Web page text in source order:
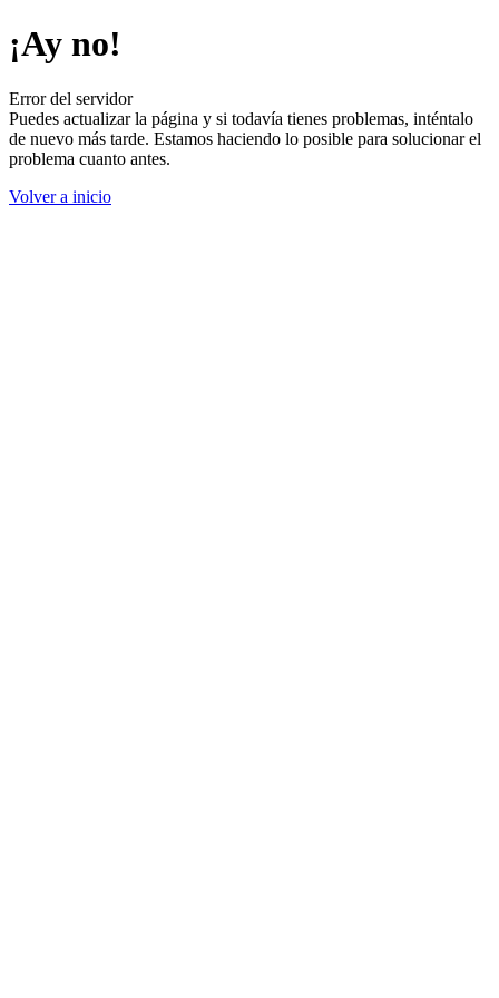
¡Ay no!
Error del servidor
Puedes actualizar la página y si todavía tienes problemas, inténtalo
de nuevo más tarde. Estamos haciendo lo posible para solucionar el
problema cuanto antes.
Volver a inicio